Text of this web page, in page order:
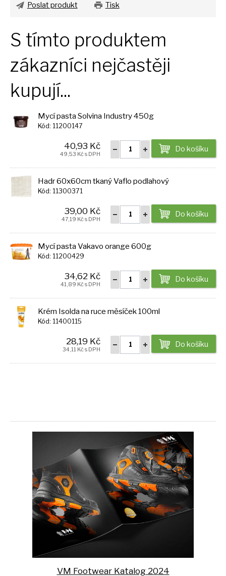
Poslat produkt Tisk
S tímto produktem
zákazníci nejčastěji
kupují...
Mycí pasta Solvina Industry 450g
Kód: 11200147
Do košíku
40,93 Kč
49,53 Kč s DPH
Hadr 60x60cm tkaný Vaflo podlahový
Kód: 11300371
Do košíku
39,00 Kč
47,19 Kč s DPH
Mycí pasta Vakavo orange 600g
Kód: 11200429
Do košíku
34,62 Kč
41,89 Kč s DPH
Krém Isolda na ruce měsíček 100ml
Kód: 11400115
Do košíku
28,19 Kč
34,11 Kč s DPH
VM Footwear Katalog 2024